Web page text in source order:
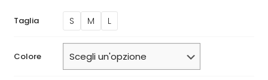
Taglia S M L
Colore